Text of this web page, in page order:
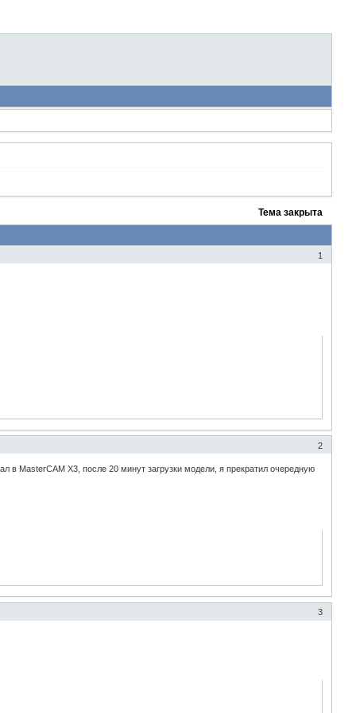
Тема закрыта
1
2
в MasterCAM X3, после 20 минут загрузки модели, я прекратил очередную
3